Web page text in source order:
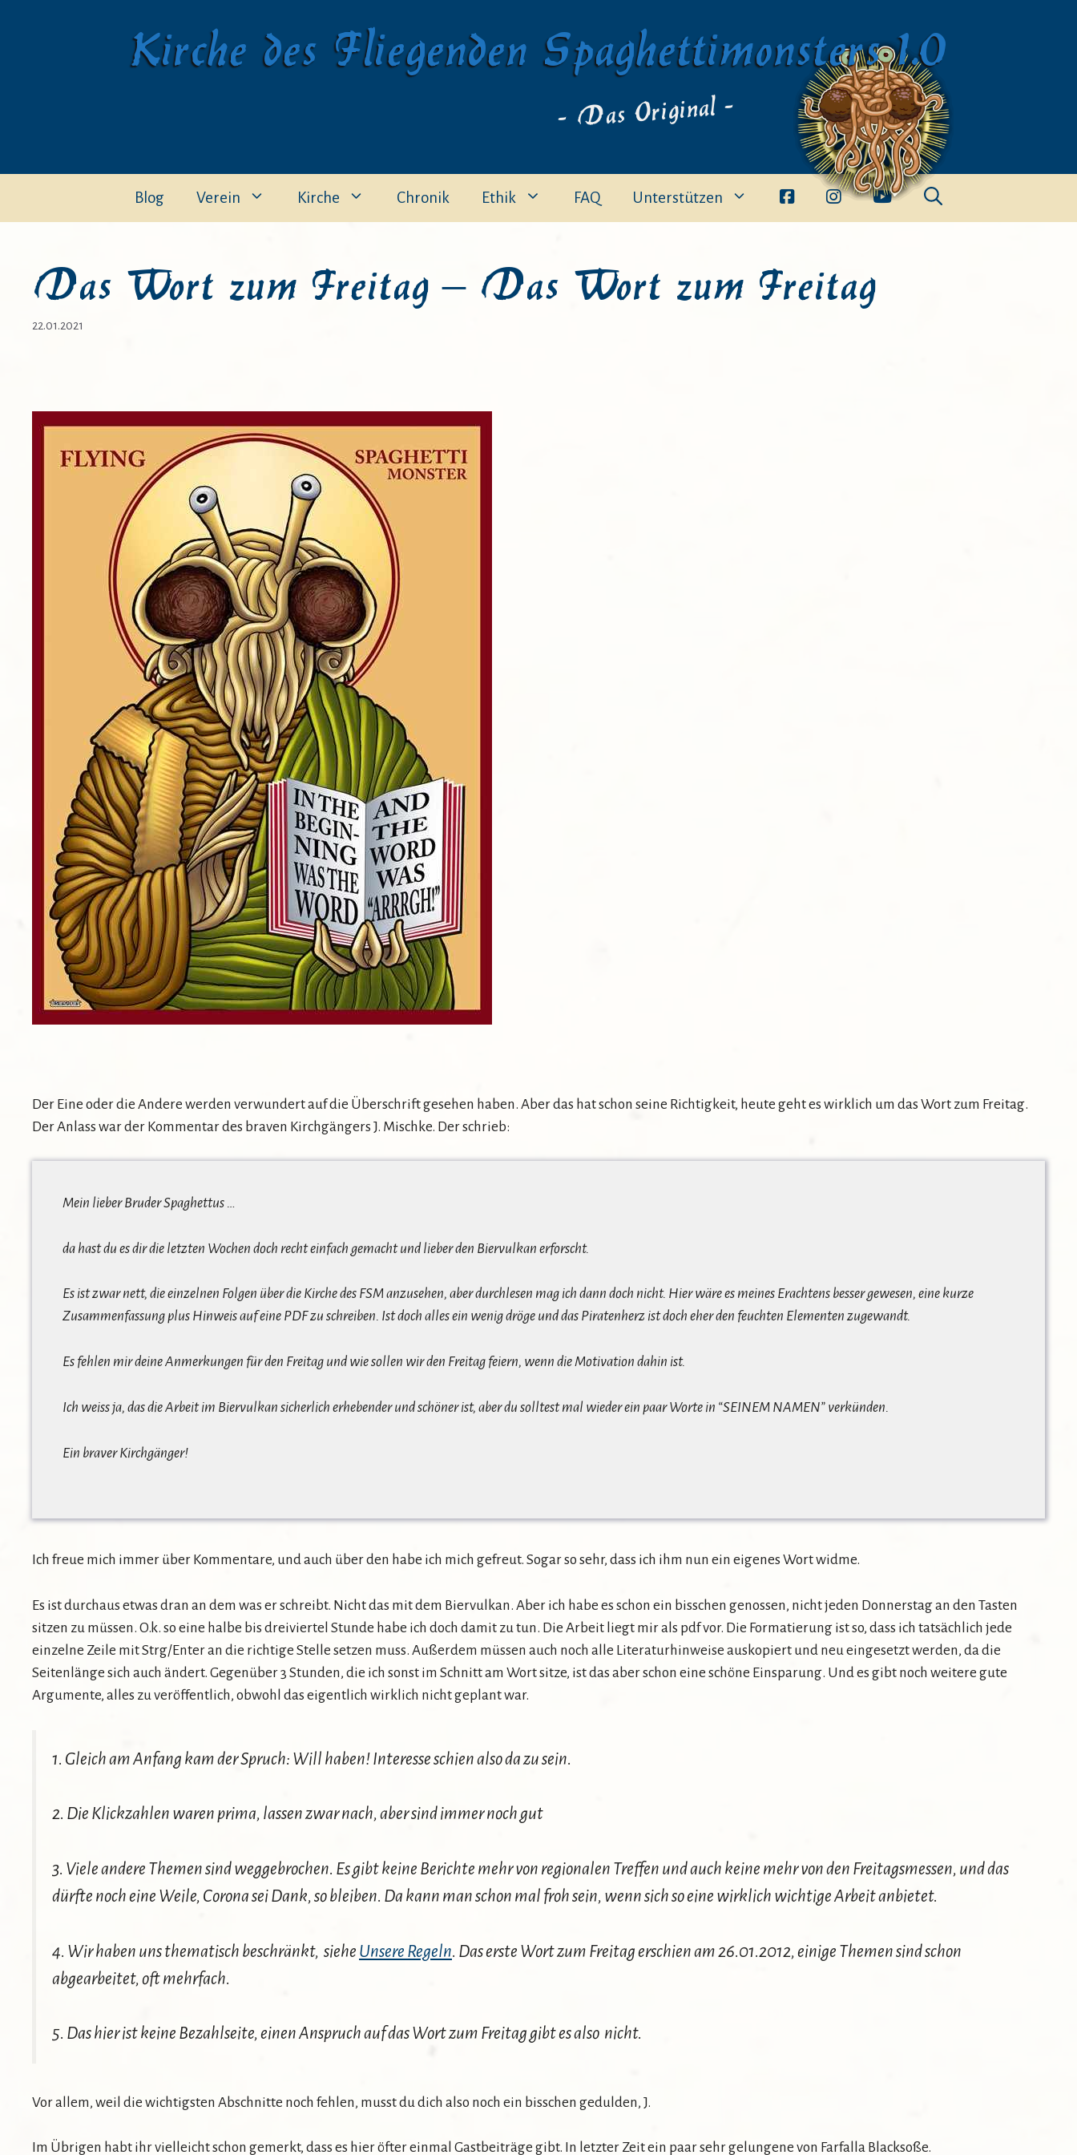
Kirche des Fliegenden Spaghettimonsters 1.0
- Das Original -
Blog Verein Kirche Chronik Ethik FAQ Unterstützen
Das Wort zum Freitag – Das Wort zum Freitag
22.01.2021
Der Eine oder die Andere werden verwundert auf die Überschrift gesehen haben. Aber das hat schon seine Richtigkeit, heute geht es wirklich um das Wort zum Freitag.
Der Anlass war der Kommentar des braven Kirchgängers J. Mischke. Der schrieb:
Mein lieber Bruder Spaghettus …
da hast du es dir die letzten Wochen doch recht einfach gemacht und lieber den Biervulkan erforscht.
Es ist zwar nett, die einzelnen Folgen über die Kirche des FSM anzusehen, aber durchlesen mag ich dann doch nicht. Hier wäre es meines Erachtens besser gewesen, eine kurze
Zusammenfassung plus Hinweis auf eine PDF zu schreiben. Ist doch alles ein wenig dröge und das Piratenherz ist doch eher den feuchten Elementen zugewandt.
Es fehlen mir deine Anmerkungen für den Freitag und wie sollen wir den Freitag feiern, wenn die Motivation dahin ist.
Ich weiss ja, das die Arbeit im Biervulkan sicherlich erhebender und schöner ist, aber du solltest mal wieder ein paar Worte in “SEINEM NAMEN” verkünden.
Ein braver Kirchgänger!
Ich freue mich immer über Kommentare, und auch über den habe ich mich gefreut. Sogar so sehr, dass ich ihm nun ein eigenes Wort widme.
Es ist durchaus etwas dran an dem was er schreibt. Nicht das mit dem Biervulkan. Aber ich habe es schon ein bisschen genossen, nicht jeden Donnerstag an den Tasten
sitzen zu müssen. O.k. so eine halbe bis dreiviertel Stunde habe ich doch damit zu tun. Die Arbeit liegt mir als pdf vor. Die Formatierung ist so, dass ich tatsächlich jede
einzelne Zeile mit Strg/Enter an die richtige Stelle setzen muss. Außerdem müssen auch noch alle Literaturhinweise auskopiert und neu eingesetzt werden, da die
Seitenlänge sich auch ändert. Gegenüber 3 Stunden, die ich sonst im Schnitt am Wort sitze, ist das aber schon eine schöne Einsparung. Und es gibt noch weitere gute
Argumente, alles zu veröffentlich, obwohl das eigentlich wirklich nicht geplant war.
1. Gleich am Anfang kam der Spruch: Will haben! Interesse schien also da zu sein.
2. Die Klickzahlen waren prima, lassen zwar nach, aber sind immer noch gut
3. Viele andere Themen sind weggebrochen. Es gibt keine Berichte mehr von regionalen Treffen und auch keine mehr von den Freitagsmessen, und das
dürfte noch eine Weile, Corona sei Dank, so bleiben. Da kann man schon mal froh sein, wenn sich so eine wirklich wichtige Arbeit anbietet.
4. Wir haben uns thematisch beschränkt, siehe Unsere Regeln. Das erste Wort zum Freitag erschien am 26.01.2012, einige Themen sind schon
abgearbeitet, oft mehrfach.
5. Das hier ist keine Bezahlseite, einen Anspruch auf das Wort zum Freitag gibt es also nicht.
Vor allem, weil die wichtigsten Abschnitte noch fehlen, musst du dich also noch ein bisschen gedulden, J.
Im Übrigen habt ihr vielleicht schon gemerkt, dass es hier öfter einmal Gastbeiträge gibt. In letzter Zeit ein paar sehr gelungene von Farfalla Blacksoße.